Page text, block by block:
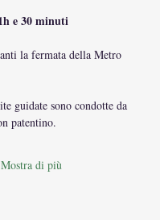
e 30 minuti
la fermata della Metro
guidate sono condotte da
patentino.
Mostra di più